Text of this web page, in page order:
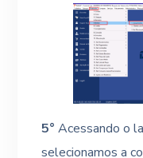
5° Acessando o
selecionamos a